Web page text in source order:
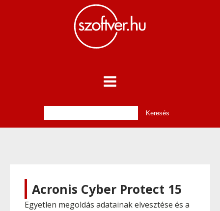
Acronis Cyber Protect 15
Egyetlen megoldás adatainak elvesztése és a